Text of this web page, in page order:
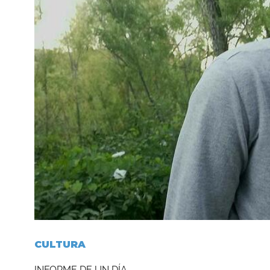
CULTURA